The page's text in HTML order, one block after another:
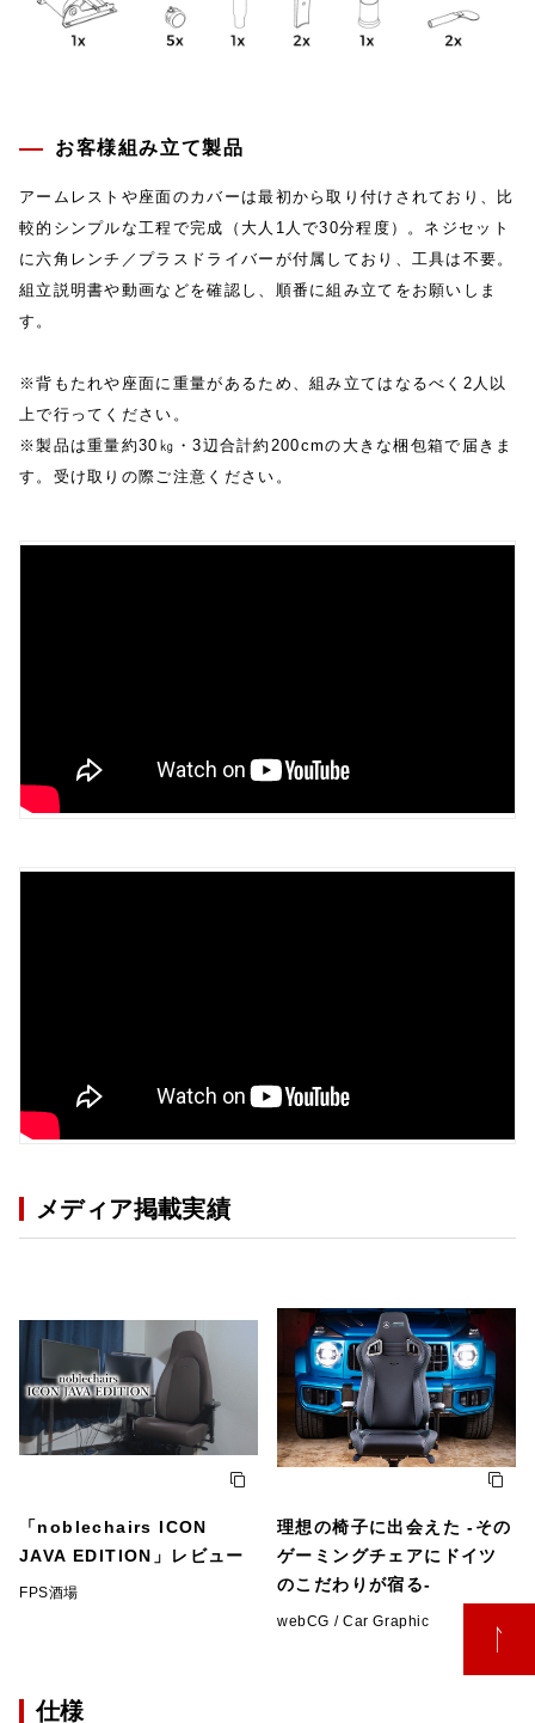
お客様組み立て製品
アームレストや座面のカバーは最初から取り付けされており、比
較的シンプルな工程で完成（大人1人で30分程度）。ネジセット
に六角レンチ／プラスドライバーが付属しており、工具は不要。
組立説明書や動画などを確認し、順番に組み立てをお願いしま
す。
※背もたれや座面に重量があるため、組み立てはなるべく2人以
上で行ってください。
※製品は重量約30㎏・3辺合計約200cmの大きな梱包箱で届きま
す。受け取りの際ご注意ください。
メディア掲載実績
「noblechairs ICON
JAVA EDITION」レビュー
FPS酒場
理想の椅子に出会えた -その
ゲーミングチェアにドイツ
のこだわりが宿る-
webCG / Car Graphic
仕様